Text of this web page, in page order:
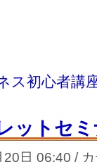
ス初心者講
ットセ
20日 06:40 /